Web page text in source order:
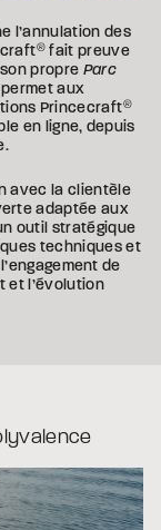
l’annulation des
® fait preuve
propre Parc
aux
Princecraft®
en ligne, depuis
avec la clientèle
adaptée aux
outil stratégique
techniques et
de
et l’évolution